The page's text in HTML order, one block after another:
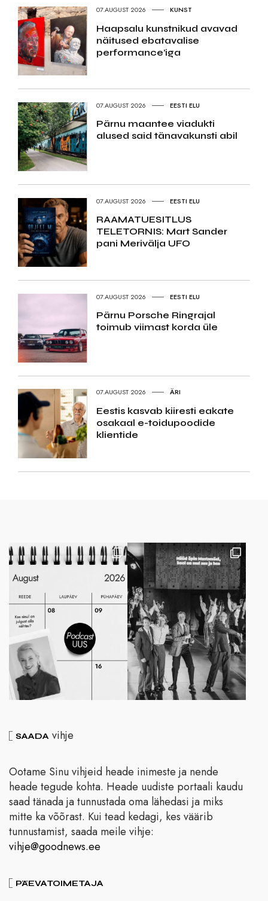
07.AUGUST 2026 KUNST
Haapsalu kunstnikud avavad
näitused ebatavalise
performance’iga
07.AUGUST 2026 EESTI ELU
Pärnu maantee viadukti
alused said tänavakunsti abil
07.AUGUST 2026 EESTI ELU
RAAMATUESITLUS
TELETORNIS: Mart Sander
pani Merivälja UFO
07.AUGUST 2026 EESTI ELU
Pärnu Porsche Ringrajal
toimub viimast korda üle
07.AUGUST 2026 ÄRI
Eestis kasvab kiiresti eakate
osakaal e-toidupoodide
klientide
SAADA vihje
Ootame Sinu vihjeid heade inimeste ja nende
heade tegude kohta. Heade uudiste portaali kaudu
saad tänada ja tunnustada oma lähedasi ja miks
mitte ka võõrast. Kui tead kedagi, kes väärib
tunnustamist, saada meile vihje:
vihje@goodnews.ee
PÄEVATOIMETAJA